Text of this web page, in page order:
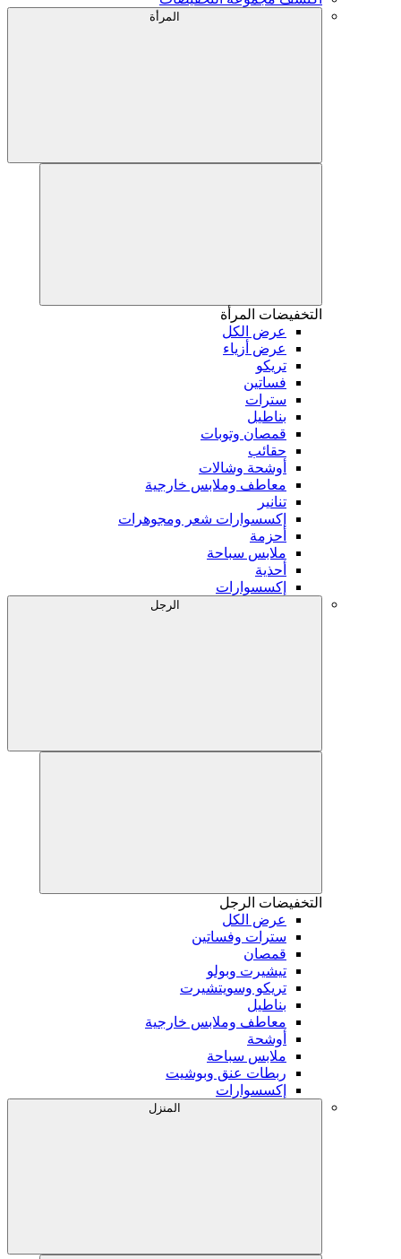
المرأة
التخفيضات المرأة
عرض الكل
عرض أزياء
تريكو
فساتين
سترات
بناطيل
قمصان وتوبات
حقائب
أوشحة وشالات
معاطف وملابس خارجية
تنانير
إكسسوارات شعر ومجوهرات
أحزمة
ملابس سباحة
أحذية
إكسسوارات
الرجل
التخفيضات الرجل
عرض الكل
سترات وفساتين
قمصان
تيشيرت وبولو
تريكو وسويتشيرت
بناطيل
معاطف وملابس خارجية
أوشحة
ملابس سباحة
ربطات عنق وبوشيت
إكسسوارات
المنزل